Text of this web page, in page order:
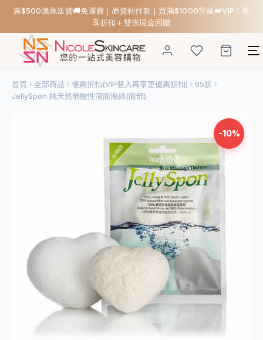
滿$500澳氹送貨🚚免運費｜🎁貨到付款｜買滿$1000升級👑VIP！尊
享折扣＋雙倍現金回贈
首頁 全部商品 優惠折扣(VIP登入再享更優惠折扣)
95折
JellySpon 純天然弱酸性潔面海綿(面部)
-10%